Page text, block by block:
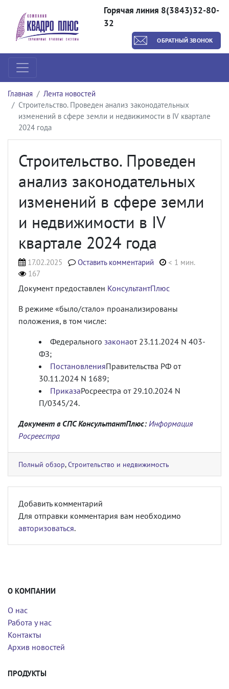
Горячая линия 8(3843)32-80-
32
ОБРАТНЫЙ ЗВОНОК
Главная
Лента новостей
Строительство. Проведен анализ законодательных
изменений в сфере земли и недвижимости в IV квартале
2024 года
Строительство. Проведен
анализ законодательных
изменений в сфере земли
и недвижимости в IV
квартале 2024 года
17.02.2025 Оставить комментарий
< 1 мин.
167
Документ предоставлен КонсультантПлюс
В режиме «было/стало» проанализированы
положения, в том числе:
Федерального законаот 23.11.2024 N 403-
ФЗ;
ПостановленияПравительства РФ от
30.11.2024 N 1689;
ПриказаРосреестра от 29.10.2024 N
П/0345/24.
Документ в СПС КонсультантПлюс: Информация
Росреестра
Полный обзор,Строительство и недвижимость
Добавить комментарий
Для отправки комментария вам необходимо
авторизоваться.
О КОМПАНИИ
О нас
Работа у нас
Контакты
Архив новостей
ПРОДУКТЫ